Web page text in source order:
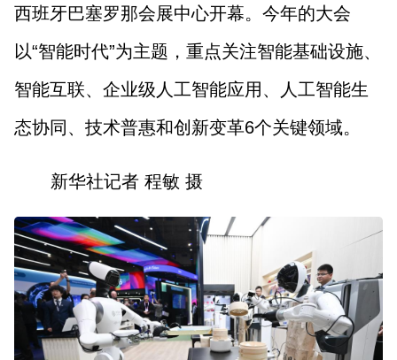
西班牙巴塞罗那会展中心开幕。今年的大会
以“智能时代”为主题，重点关注智能基础设施、
智能互联、企业级人工智能应用、人工智能生
态协同、技术普惠和创新变革6个关键领域。
新华社记者 程敏 摄